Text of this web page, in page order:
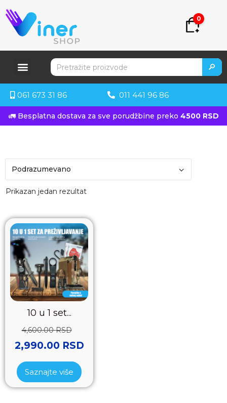
0
🔎
061 673 31 86 011 441 96 86
🚛 Besplatna dostava za sve porudžbine preko 4500 RSD
Prikazan jedan rezultat
10 u 1 set...
4,600.00RSD
2,990.00 RSD
Saznajte više